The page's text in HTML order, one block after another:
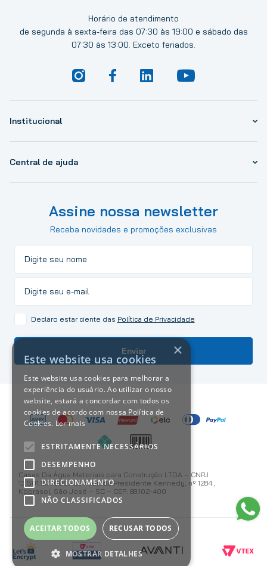
Horário de atendimento
de segunda à sexta-feira das 07:30 às 19:00 e sábado das
07:30 às 13:00. Exceto feriados.
Institucional
Central de ajuda
Assine nossa newsletter
Receba novidades e promoções exclusivas
Declaro estar ciente das Política de Privacidade
Enviar
Casas Da Água Materiais para Construção LTDA – CNPJ
13.501.187/0001-59 Avenida Presidente Kennedy, nº 1284 ,
Kobrasol, São José – SC – CEP: 88.102-400
×
Este website usa cookies
Este website usa cookies para melhorar a
experiência do usuário. Ao utilizar o nosso
website, estará a concordar com todos os
cookies de acordo com nossa Política de
Cookies. Ler mais
ESTRITAMENTE NECESSÁRIOS
DESEMPENHO
DIRECIONAMENTO
NÃO CLASSIFICADOS
ACEITAR TODOS RECUSAR TODOS
MOSTRAR DETALHES